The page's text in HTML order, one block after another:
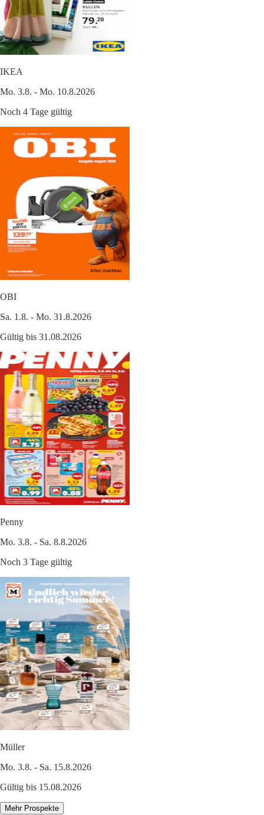
IKEA
Mo. 3.8. - Mo. 10.8.2026
Noch 4 Tage gültig
OBI
Sa. 1.8. - Mo. 31.8.2026
Gültig bis 31.08.2026
Penny
Mo. 3.8. - Sa. 8.8.2026
Noch 3 Tage gültig
Müller
Mo. 3.8. - Sa. 15.8.2026
Gültig bis 15.08.2026
Mehr Prospekte